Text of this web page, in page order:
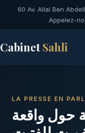
60 Av. Allal Ben
Appelez-
Cabinet Sahli
LA PRESSE EN
حول واقعة